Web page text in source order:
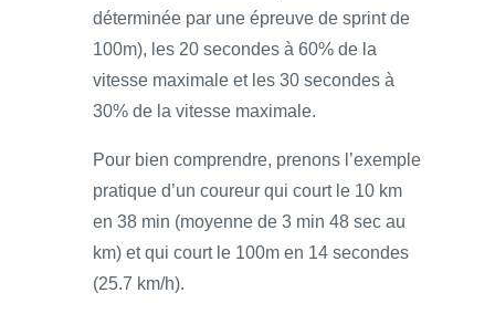
déterminée par une épreuve de sprint de
100m), les 20 secondes à 60% de la
vitesse maximale et les 30 secondes à
30% de la vitesse maximale.
Pour bien comprendre, prenons l’exemple
pratique d’un coureur qui court le 10 km
en 38 min (moyenne de 3 min 48 sec au
km) et qui court le 100m en 14 secondes
(25.7 km/h).